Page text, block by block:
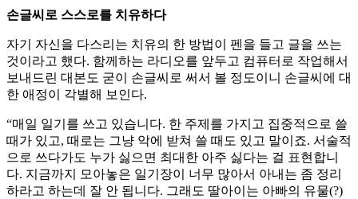
손글씨로 스스로를 치유하다
자기 자신을 다스리는 치유의 한 방법이 펜을 들고 글을 쓰는
것이라고 했다. 함께하는 라디오를 앞두고 컴퓨터로 작업해서
보내드린 대본도 굳이 손글씨로 써서 볼 정도이니 손글씨에 대
한 애정이 각별해 보인다.
“매일 일기를 쓰고 있습니다. 한 주제를 가지고 집중적으로 쓸
때가 있고, 때로는 그냥 악에 받쳐 쓸 때도 있고 말이죠. 서술적
으로 쓰다가도 누가 싫으면 최대한 아주 싫다는 걸 표현합니
다. 지금까지 모아놓은 일기장이 너무 많아서 아내는 좀 정리
하라고 하는데 잘 안 됩니다. 그래도 딸아이는 아빠의 유물(?)